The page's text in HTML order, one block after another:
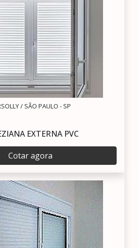
/ SÃO PAULO - SP
EXTERNA PVC
Cotar agora